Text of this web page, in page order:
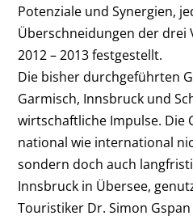
Potenziale und Synergien,
Überschneidungen der drei
2012 – 2013 festgestellt.
Die bisher durchgeführten
Garmisch, Innsbruck und
wirtschaftliche Impulse. Die
national wie international
sondern doch auch
Innsbruck in Übersee,
Touristiker Dr. Simon